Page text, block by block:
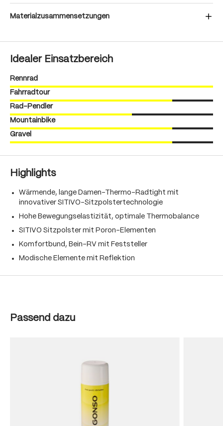
Materialzusammensetzungen
Idealer Einsatzbereich
Rennrad
Fahrradtour
Rad-Pendler
Mountainbike
Gravel
Highlights
Wärmende, lange Damen-Thermo-Radtight mit
innovativer SITIVO-Sitzpolstertechnologie
Hohe Bewegungselastizität, optimale Thermobalance
SITIVO Sitzpolster mit Poron-Elementen
Komfortbund, Bein-RV mit Feststeller
Modische Elemente mit Reflektion
Produktgalerie überspringen
Passend dazu